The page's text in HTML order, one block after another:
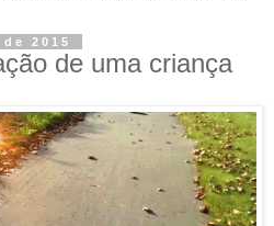
2015
de uma criança